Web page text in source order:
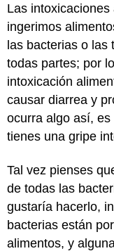
Las
ingerimos
las bacterias o las
todas partes; por
intoxicación
causar diarrea y
ocurra algo así,
tienes una gripe
Tal vez pienses
de todas las
gustaría hacerlo,
bacterias están
alimentos, y